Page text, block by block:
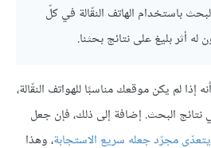
باستخدام الهاتف النقّالة في كلّ
له أثر بليغ على نتائج بحثنا.
لم يكن موقعك مناسبًا للهواتف النقّالة،
البحث. إضافة إلى ذلك، فإن جعل
يتعدّى مجرّد جعله سريع الاستجابة، وهذا